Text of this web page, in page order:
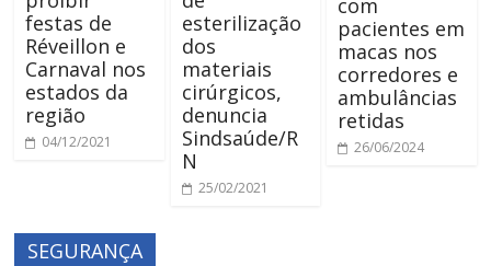
festas de
Réveillon e
Carnaval nos
estados da
região
04/12/2021
esterilização
dos
materiais
cirúrgicos,
denuncia
Sindsaúde/R
N
25/02/2021
com
pacientes em
macas nos
corredores e
ambulâncias
retidas
26/06/2024
SEGURANÇA